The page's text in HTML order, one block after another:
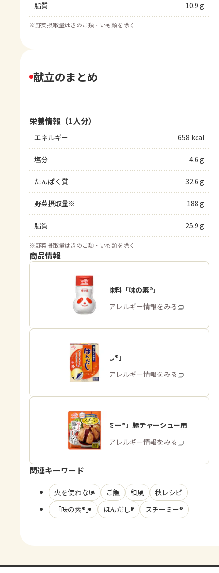
脂質 10.9 g
※野菜摂取量はきのこ類・いも類を除く
献立のまとめ
栄養情報（1人分）
エネルギー 658 kcal
塩分 4.6 g
たんぱく質 32.6 g
野菜摂取量※ 188 g
脂質 25.9 g
※野菜摂取量はきのこ類・いも類を除く
商品情報
うま味調味料「味の素®」
商品・アレルギー情報をみる
「ほんだし®」
商品・アレルギー情報をみる
「スチーミー®」豚チャーシュー用
商品・アレルギー情報をみる
関連キーワード
火を使わない ご飯 和風
秋レシピ
「味の素®」
ほんだし® スチーミー®